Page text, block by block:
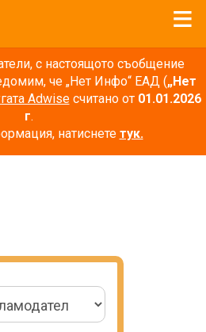
с настоящото съобщение
че „Нет Инфо“ ЕАД („Нет
Adwiseсчитано от 01.01.2026
г.
натиснете тук.